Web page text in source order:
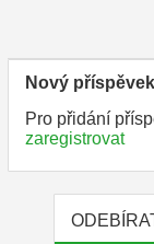
Nový příspěvek
Pro přidání
zaregistrovat